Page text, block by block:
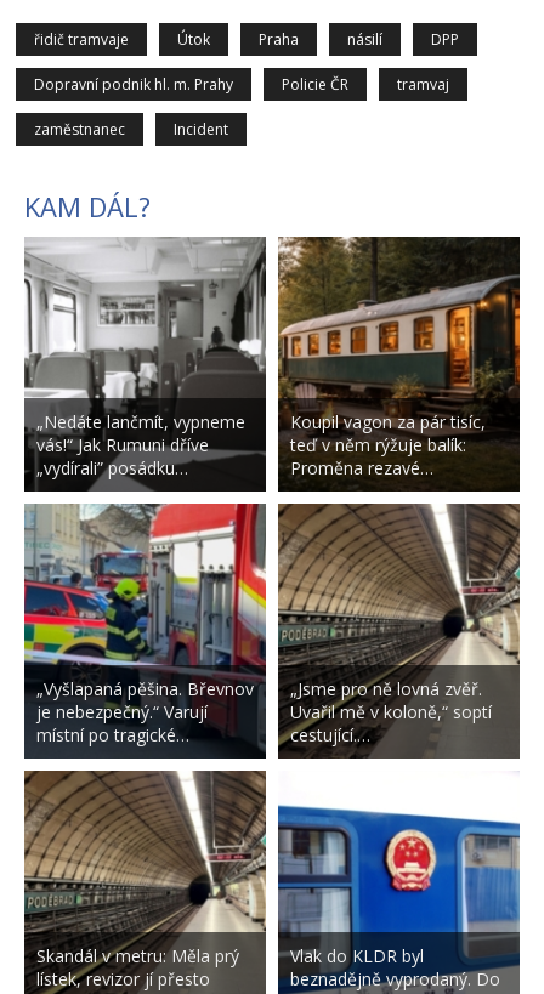
řidič tramvaje Útok Praha násilí DPP
Dopravní podnik hl. m. Prahy Policie ČR tramvaj
zaměstnanec Incident
KAM DÁL?
„Nedáte lančmít, vypneme
vás!“ Jak Rumuni dříve
„vydírali” posádku…
„Vyšlapaná pěšina. Břevnov
je nebezpečný.“ Varují
místní po tragické…
Skandál v metru: Měla prý
lístek, revizor jí přesto
Koupil vagon za pár tisíc,
teď v něm rýžuje balík:
Proměna rezavé…
„Jsme pro ně lovná zvěř.
Uvařil mě v koloně,“ soptí
cestující.…
Vlak do KLDR byl
beznadějně vyprodaný. Do